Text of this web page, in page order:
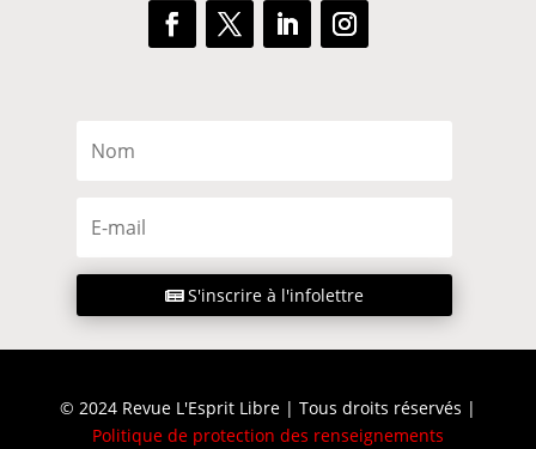
S'inscrire à l'infolettre
© 2024 Revue L'Esprit Libre | Tous droits réservés |
Politique de protection des renseignements